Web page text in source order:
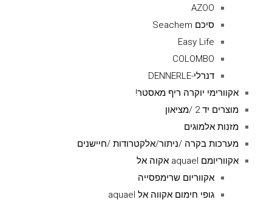
AZOO
סיכם Seachem
Easy Life
COLOMBO
דנרלי-DENNERLE
אקוורימי יוקרה ריף מאסטר!
מוצרים יד 2 /מציאון
מזנות אלמוגים
מערכות בקרה /ניתור/אלקטרודות /חיישנים
אקווריומם aquael אקוה אל
אקווריום שרימפסייה
גופי חימום אקווה אל aquael